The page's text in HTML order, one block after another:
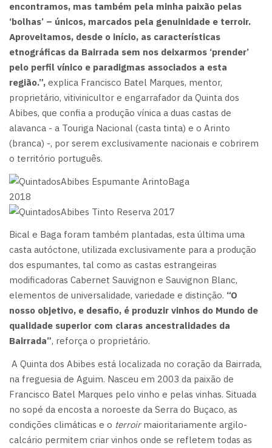
encontramos, mas também pela minha paixão pelas
‘bolhas’ – únicos, marcados pela genuinidade e terroir.
Aproveitamos, desde o início, as características
etnográficas da Bairrada sem nos deixarmos ‘prender’
pelo perfil vínico e paradigmas associados a esta
região.”, explica Francisco Batel Marques, mentor,
proprietário, vitivinicultor e engarrafador da Quinta dos
Abibes, que confia a produção vínica a duas castas de
alavanca - a Touriga Nacional (casta tinta) e o Arinto
(branca) -, por serem exclusivamente nacionais e cobrirem
o território português.
Bical e Baga foram também plantadas, esta última uma
casta autóctone, utilizada exclusivamente para a produção
dos espumantes, tal como as castas estrangeiras
modificadoras Cabernet Sauvignon e Sauvignon Blanc,
elementos de universalidade, variedade e distinção. “O
nosso objetivo, e desafio, é produzir vinhos do Mundo de
qualidade superior com claras ancestralidades da
Bairrada”, reforça o proprietário.
A Quinta dos Abibes está localizada no coração da Bairrada,
na freguesia de Aguim. Nasceu em 2003 da paixão de
Francisco Batel Marques pelo vinho e pelas vinhas. Situada
no sopé da encosta a noroeste da Serra do Buçaco, as
condições climáticas e o terroirmaioritariamente argilo-
calcário permitem criar vinhos onde se refletem todas as